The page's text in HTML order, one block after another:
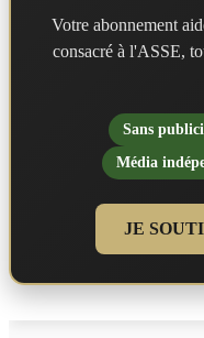
Votre abonnement
consacré à l'ASSE,
Sans
Média
JE